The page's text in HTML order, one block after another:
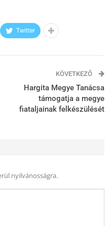
Twitter
KÖVETKEZŐ
Hargita Megye Tanácsa
támogatja a megye
fiataljainak felkészülését
nyilvánosságra.